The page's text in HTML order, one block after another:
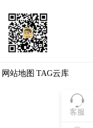
客服
网站地图 TAG云库